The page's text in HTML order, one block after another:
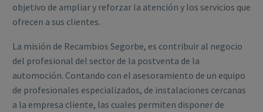
objetivo de ampliar y reforzar la atención y los servicios que
ofrecen a sus clientes.
La misión de Recambios Segorbe, es contribuir al negocio
del profesional del sector de la postventa de la
automoción. Contando con el asesoramiento de un equipo
de profesionales especializados, de instalaciones cercanas
a la empresa cliente, las cuales permiten disponer de